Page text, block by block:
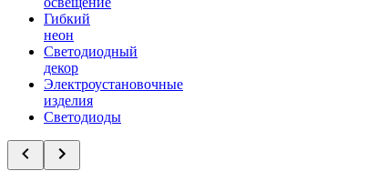
Гибкий
неон
Светодиодный
декор
Электроустановочные
изделия
Светодиоды